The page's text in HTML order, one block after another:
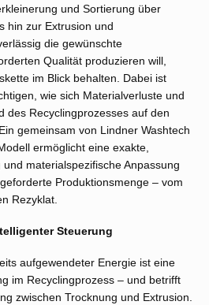
und Sortierung über
hin zur Extrusion und
die gewünschte
Qualität produzieren will,
im Blick behalten. Dabei ist
wie sich Materialverluste und
des Recyclingprozesses auf den
gemeinsam von Lindner Washtech
ermöglicht eine exakte,
materialspezifische Anpassung
Produktionsmenge – vom
Rezyklat.
Steuerung
aufgewendeter Energie ist eine
im Recyclingprozess – und betrifft
zwischen Trocknung und Extrusion.